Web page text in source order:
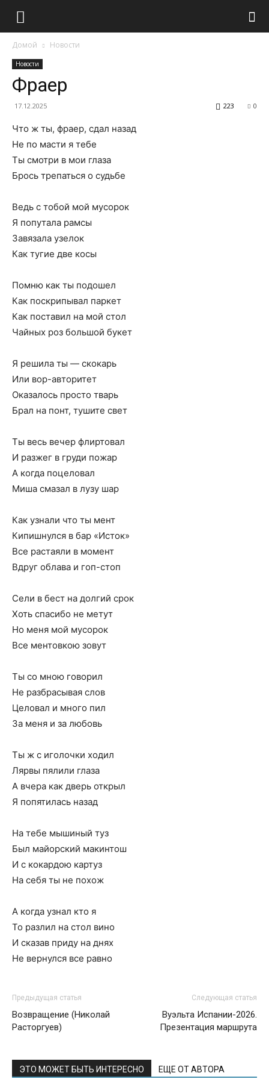
Домой Новости
Новости
Фраер
17.12.2025 0
223
Что ж ты, фраер, сдал назад
Не по масти я тебе
Ты смотри в мои глаза
Брось трепаться о судьбе
Ведь с тобой мой мусорок
Я попутала рамсы
Завязала узелок
Как тугие две косы
Помню как ты подошел
Как поскрипывал паркет
Как поставил на мой стол
Чайных роз большой букет
Я решила ты — скокарь
Или вор-авторитет
Оказалось просто тварь
Брал на понт, тушите свет
Ты весь вечер флиртовал
И разжег в груди пожар
А когда поцеловал
Миша смазал в лузу шар
Как узнали что ты мент
Кипишнулся в бар «Исток»
Все растаяли в момент
Вдруг облава и гоп-стоп
Сели в бест на долгий срок
Хоть спасибо не метут
Но меня мой мусорок
Все ментовкою зовут
Ты со мною говорил
Не разбрасывая слов
Целовал и много пил
За меня и за любовь
Ты ж с иголочки ходил
Лярвы пялили глаза
А вчера как дверь открыл
Я попятилась назад
На тебе мышиный туз
Был майорский макинтош
И с кокардою картуз
На себя ты не похож
А когда узнал кто я
То разлил на стол вино
И сказав приду на днях
Не вернулся все равно
Предыдущая статья
Возвращение (Николай
Расторгуев)
Следующая статья
Вуэльта Испании-2026.
Презентация маршрута
ЭТО МОЖЕТ БЫТЬ ИНТЕРЕСНО ЕЩЕ ОТ АВТОРА